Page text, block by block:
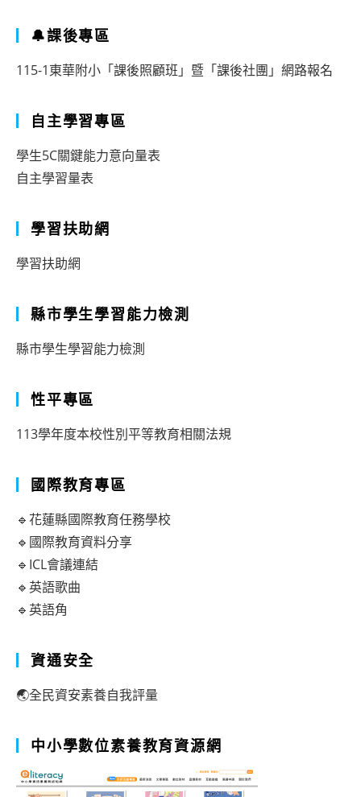
🔔課後專區
115-1東華附小「課後照顧班」暨「課後社團」網路報名
自主學習專區
學生5C關鍵能力意向量表
自主學習量表
學習扶助網
學習扶助網
縣市學生學習能力檢測
縣市學生學習能力檢測
性平專區
113學年度本校性別平等教育相關法規
國際教育專區
🔹花蓮縣國際教育任務學校
🔹國際教育資料分享
🔹ICL會議連結
🔹英語歌曲
🔹英語角
資通安全
🌏全民資安素養自我評量
中小學數位素養教育資源網